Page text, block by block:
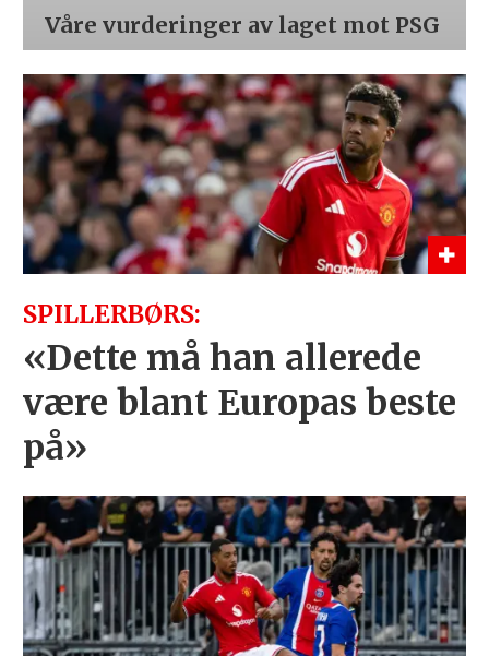
Våre vurderinger av laget mot PSG
SPILLERBØRS:
«Dette må han allerede
være blant Europas beste
på»